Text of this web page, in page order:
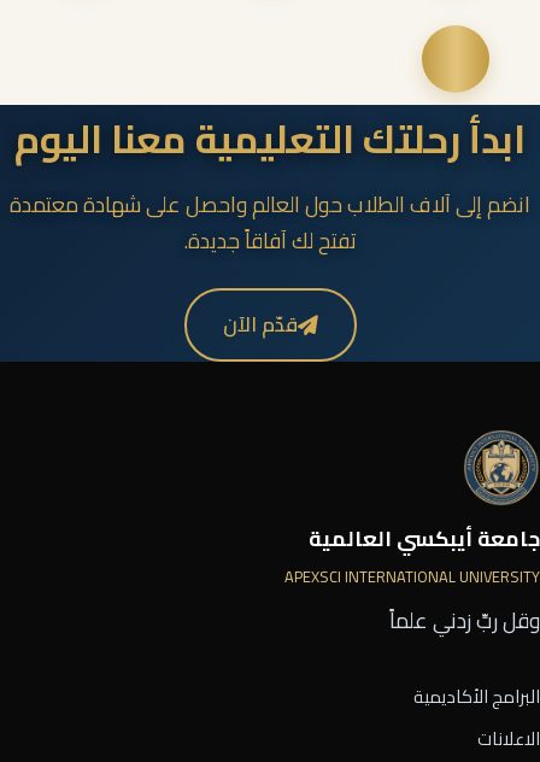
ابدأ رحلتك التعليمية معنا اليوم
انضم إلى آلاف الطلاب حول العالم واحصل على شهادة معتمدة
تفتح لك آفاقاً جديدة.
قدّم الآن
جامعة أيبكسي العالمية
APEXSCI INTERNATIONAL UNIVERSITY
وقل ربِّ زدني علماً
البرامج الأكاديمية
الاعلانات